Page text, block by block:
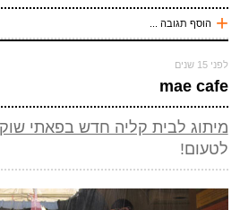
+ הוסף תגובה ...
*מייל (אף אחד לא
*אנטי ספאם -
(חובה)
לפני 15 שנים
mae cafe
מיתוג לבית קליה חדש בפאתי
לטעום!